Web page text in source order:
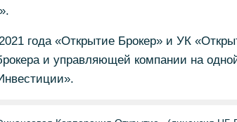
года «Открытие Брокер» и УК
и управляющей компании на